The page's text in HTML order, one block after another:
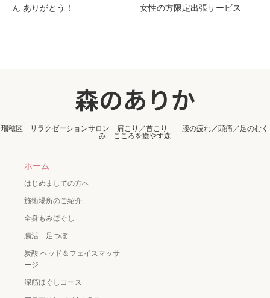
ん ありがとう！
女性の方限定出張サービス
森のありか
瑞穂区 リラクゼーションサロン 肩こり／首こり 腰の疲れ／頭痛／足のむく
み…こころを癒やす森
ホーム
はじめましての方へ
施術場所のご紹介
全身もみほぐし
腸活 足つぼ
炭酸 ヘッド＆フェイスマッサ
ージ
深筋ほぐしコース